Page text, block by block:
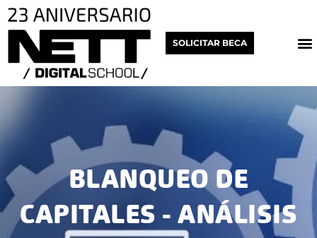
contenido
SOLICITAR BECA
BLANQUEO DE
CAPITALES - ANÁLISIS